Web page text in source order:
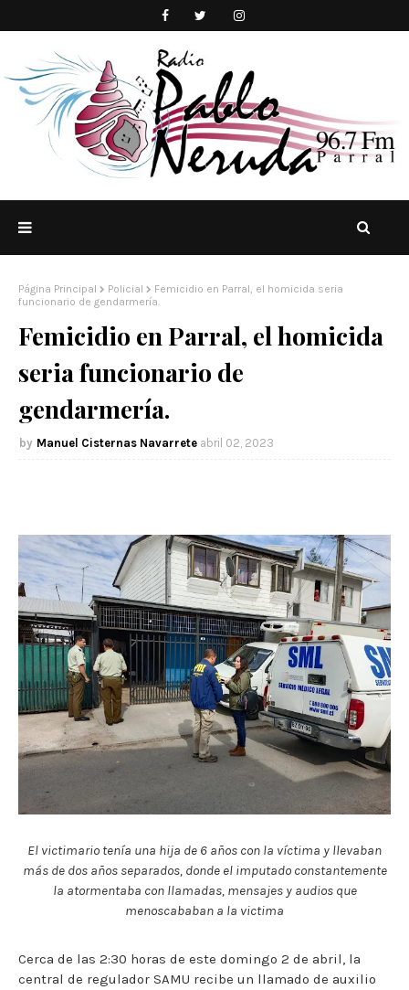
Página Principal Policial
Femicidio en Parral, el homicida seria
funcionario de gendarmería.
Femicidio en Parral, el homicida
seria funcionario de
gendarmería.
Manuel Cisternas Navarrete abril 02, 2023
El victimario tenía una hija de 6 años con la víctima y llevaban
más de dos años separados, donde el imputado constantemente
la atormentaba con llamadas, mensajes y audios que
menoscababan a la victima
Cerca de las 2:30 horas de este domingo 2 de abril, la
central de regulador SAMU recibe un llamado de auxilio